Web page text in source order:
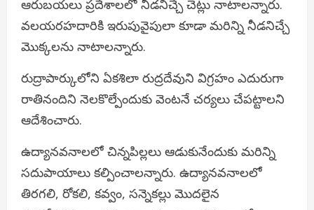
ఆరుబయలు ప్రదేశాలలో నీడనిచ్చే చెట్లు నాటాలన్నారు.
వలయరహదారికి ఇరుపువైపులా కూడా మరిన్ని నీడనిచ్చే
మొక్కలను నాటాలన్నారు.
రుద్రాపార్కులోని ఏకశిలా రుద్రదేవుని విగ్రహం ఎదురుగా
రాతినందిని నెలకొల్పేందుకు వెంటనే చర్యలు చేపట్టాలని
ఆదేశించారు.
ఉద్యానవనాలలో చిన్నపిల్లలు ఆడుకునేందుకు మరిన్ని
సదుపాయాలు కల్పించాలన్నారు. ఉద్యానవనాలలో
తిరగలి, రోకలి, కవ్వం, సన్నెకల్లు మొదలైన